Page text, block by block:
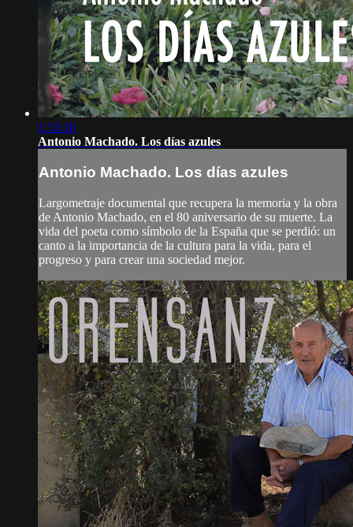
1:33:16
Antonio Machado. Los días azules
Antonio Machado. Los días azules
Largometraje documental que recupera la memoria y la obra
de Antonio Machado, en el 80 aniversario de su muerte. La
vida del poeta como símbolo de la España que se perdió: un
canto a la importancia de la cultura para la vida, para el
progreso y para crear una sociedad mejor.